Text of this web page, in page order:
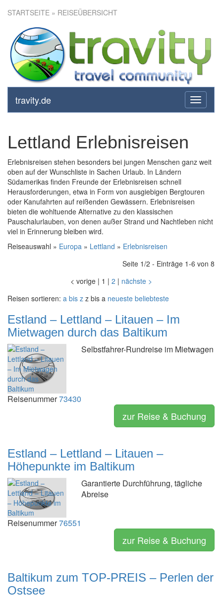
STARTSEITE » REISEÜBERSICHT
toggle
travity.de
Lettland Erlebnisreisen
Erlebnisreisen stehen besonders bei jungen Menschen ganz weit
oben auf der Wunschliste in Sachen Urlaub. In Ländern
Südamerikas finden Freunde der Erlebnisreisen schnell
Herausforderungen, etwa in Form von ausgiebigen Bergtouren
oder Kanufahrten auf reißenden Gewässern. Erlebnisreisen
bieten die wohltuende Alternative zu den klassischen
Pauschalurlauben, von denen außer Strand und Nachtleben nicht
viel in Erinnerung bleiben wird.
Reiseauswahl » Europa » Lettland » Erlebnisreisen
Seite 1/2 - Einträge 1-6 von 8
< vorige | 1 | 2 | nächste >
Reisen sortieren: a bis z z bis a neueste beliebteste
Estland – Lettland – Litauen – Im
Mietwagen durch das Baltikum
Selbstfahrer-Rundreise im Mietwagen
Reisenummer73430
zur Reise & Buchung
Estland – Lettland – Litauen –
Höhepunkte im Baltikum
Garantierte Durchführung, tägliche
Abreise
Reisenummer76551
zur Reise & Buchung
Baltikum zum TOP-PREIS – Perlen der
Ostsee